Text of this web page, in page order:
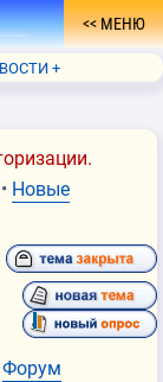
МЕНЮ
+
• Новые
Форум